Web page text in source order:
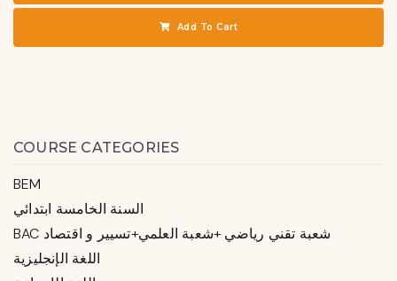
Add To Cart
COURSE CATEGORIES
BEM
السنة الخامسة ابتدائي
BAC شعبة تقني رياضي +شعبة العلمي+تسيير و اقتصاد
اللغة الإنجليزية